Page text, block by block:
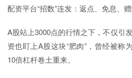
配资平台“招数”连发：返点、免息、
A股站上3000点的行情之下，不仅引
资也盯上A股这块“肥肉”，曾经被称
10倍杠杆卷土重来。